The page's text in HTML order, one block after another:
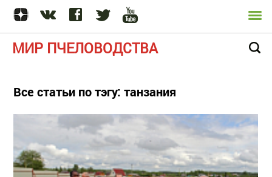
МИР ПЧЕЛОВОДСТВА
Все статьи по тэгу: танзания